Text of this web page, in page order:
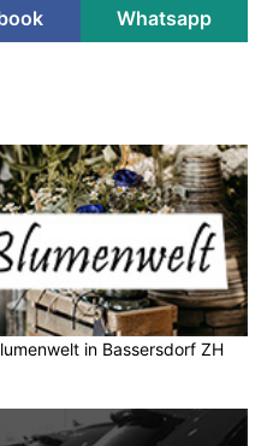
Whatsapp
in Bassersdorf ZH